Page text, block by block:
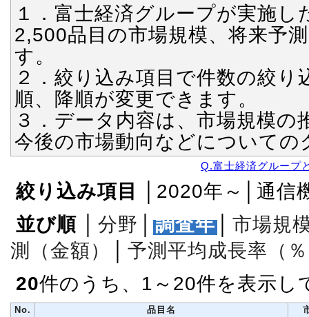
１．富士経済グループが実施し
2,500品目の市場規模、将来予
す。
２．絞り込み項目で件数の絞
順、降順が変更できます。
３．データ内容は、市場規模
今後の市場動向などについて
Q.富士経済グループ
絞り込み項目
│2020年～│通信
並び順
分野 調査年
市場規
測（金額）
予測平均成長率（
20件のうち、1～20件を表示し
No. 品目名